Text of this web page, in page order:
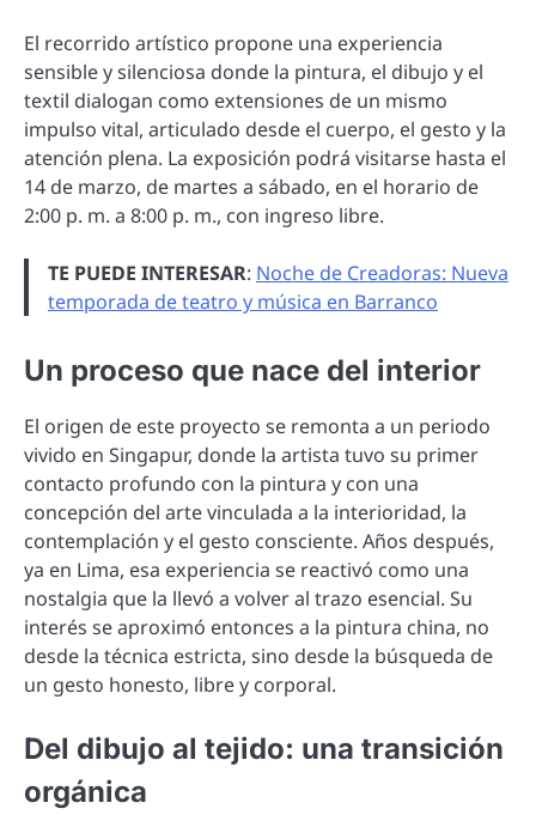
El recorrido artístico propone una experiencia
sensible y silenciosa donde la pintura, el dibujo y el
textil dialogan como extensiones de un mismo
impulso vital, articulado desde el cuerpo, el gesto y la
atención plena. La exposición podrá visitarse hasta el
14 de marzo, de martes a sábado, en el horario de
2:00 p. m. a 8:00 p. m., con ingreso libre.
TE PUEDE INTERESAR: Noche de Creadoras: Nueva
temporada de teatro y música en Barranco
Un proceso que nace del interior
El origen de este proyecto se remonta a un periodo
vivido en Singapur, donde la artista tuvo su primer
contacto profundo con la pintura y con una
concepción del arte vinculada a la interioridad, la
contemplación y el gesto consciente. Años después,
ya en Lima, esa experiencia se reactivó como una
nostalgia que la llevó a volver al trazo esencial. Su
interés se aproximó entonces a la pintura china, no
desde la técnica estricta, sino desde la búsqueda de
un gesto honesto, libre y corporal.
Del dibujo al tejido: una transición
orgánica